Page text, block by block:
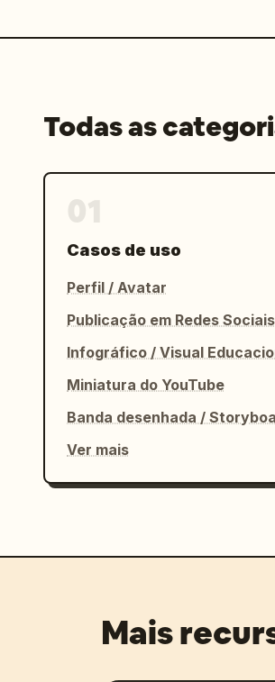
Todas as
Casos de uso
Perfil / Avatar
Publicação em Redes Sociais
Infográfico / Visual
Miniatura do YouTube
Banda desenhada /
Ver mais
Mais